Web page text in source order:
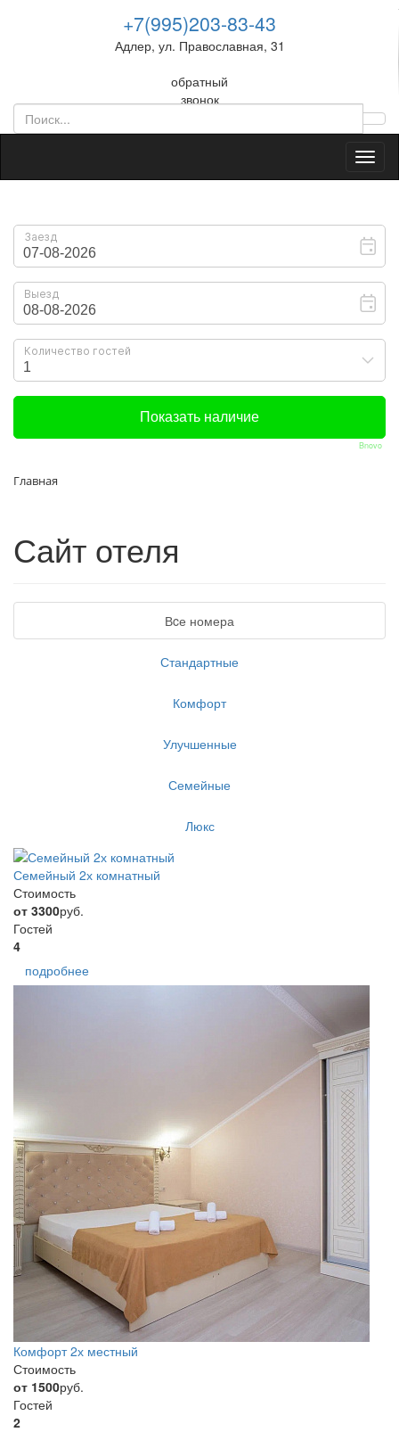
+7(995)203-83-43
Адлер, ул. Православная, 31
обратный
звонок
Bnovo
Главная
Сайт отеля
Вcе номера
Стандартные
Комфорт
Улучшенные
Семейные
Люкс
Семейный 2х комнатный
Стоимость
от 3300руб.
Гостей
4
подробнее
Комфорт 2х местный
Стоимость
от 1500руб.
Гостей
2